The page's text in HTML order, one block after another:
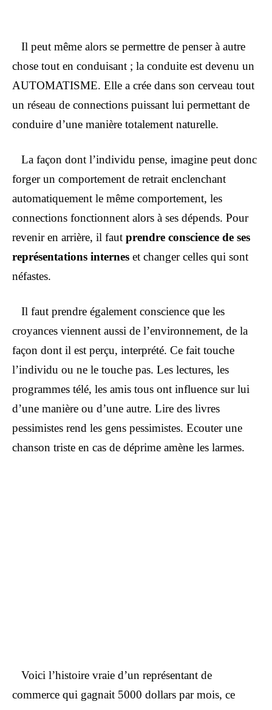
Il peut même alors se permettre de penser à autre
chose tout en conduisant ; la conduite est devenu un
AUTOMATISME. Elle a crée dans son cerveau tout
un réseau de connections puissant lui permettant de
conduire d’une manière totalement naturelle.
La façon dont l’individu pense, imagine peut donc
forger un comportement de retrait enclenchant
automatiquement le même comportement, les
connections fonctionnent alors à ses dépends. Pour
revenir en arrière, il faut prendre conscience de ses
représentations internes et changer celles qui sont
néfastes.
Il faut prendre également conscience que les
croyances viennent aussi de l’environnement, de la
façon dont il est perçu, interprété. Ce fait touche
l’individu ou ne le touche pas. Les lectures, les
programmes télé, les amis tous ont influence sur lui
d’une manière ou d’une autre. Lire des livres
pessimistes rend les gens pessimistes. Ecouter une
chanson triste en cas de déprime amène les larmes.
Voici l’histoire vraie d’un représentant de
commerce qui gagnait 5000 dollars par mois, ce